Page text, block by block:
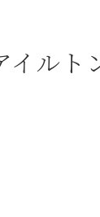
ルト